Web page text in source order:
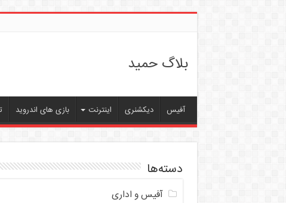
بلاگ حمید
آفیس دیکشنری اینترنت بازی های اندروید
دسته‌ها
آفیس و اداری